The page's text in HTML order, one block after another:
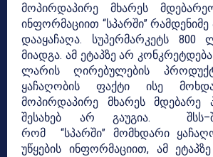
მოპირდაპირე მხარეს
ინფორმაციით “სპარში”
დააყაჩაღა. სუპერმარკეტს
მიადგა. ამ ეტაპზე არ
ლარის ღირებულების
ყაჩაღობის ფაქტი ისე
მოპირდაპირე მხარეს მდებარე
შესახებ არ გაუგია.
რომ “სპარში” მომხდარი
უწყების ინფორმაციით, ამ